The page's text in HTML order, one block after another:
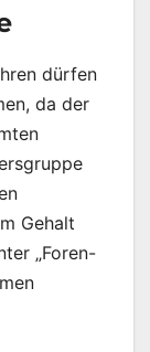
dürfen
da der
Gehalt
„Foren-